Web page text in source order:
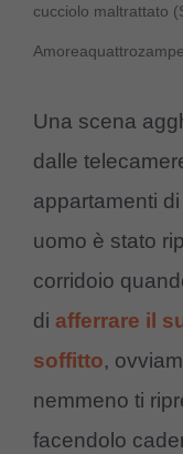
cucciolo maltrattato
Una scena
dalle
appartamenti di
uomo è stato
corridoio
di afferrare il
soffitto,
nemmeno ti
facendolo